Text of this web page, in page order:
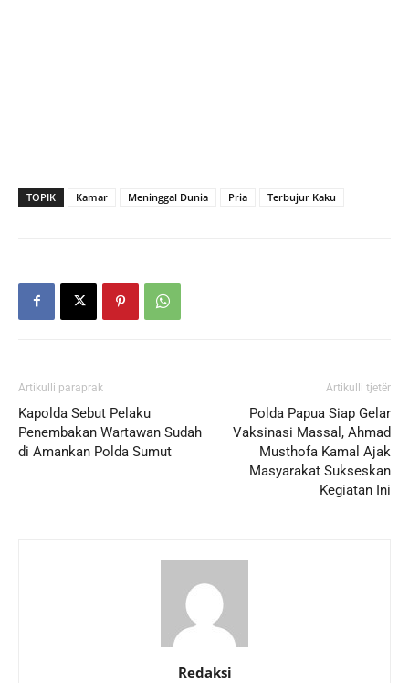
TOPIK Kamar Meninggal Dunia Pria Terbujur Kaku
Artikulli paraprak
Kapolda Sebut Pelaku
Penembakan Wartawan Sudah
di Amankan Polda Sumut
Artikulli tjetër
Polda Papua Siap Gelar
Vaksinasi Massal, Ahmad
Musthofa Kamal Ajak
Masyarakat Sukseskan
Kegiatan Ini
Redaksi